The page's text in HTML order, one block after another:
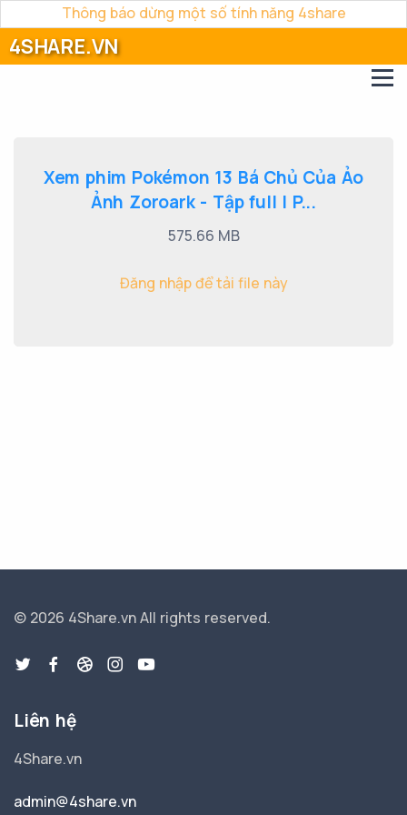
Thông báo dừng một số tính năng 4share
4SHARE.VN
Xem phim Pokémon 13 Bá Chủ Của Ảo
Ảnh Zoroark - Tập full | P...
575.66 MB
Đăng nhập để tải file này
© 2026 4Share.vnAll rights reserved.
Liên hệ
4Share.vn
admin@4share.vn